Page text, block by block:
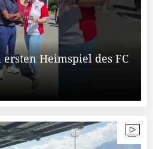
Heimspiel des FC